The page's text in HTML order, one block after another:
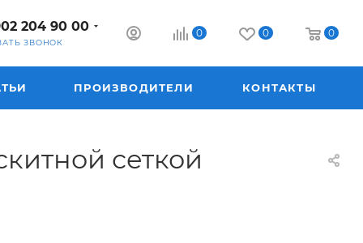
204 90 00
ЗВОНОК
0 0 0
ПРОИЗВОДИТЕЛИ КОНТАКТЫ
сеткой